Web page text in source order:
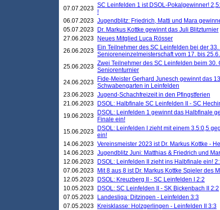
07.07.2023 SC Leinfelden 1 ist DSOL-Pokalgewinner!
!
06.07.2023 Jugendblitz: Friedrich, Matti und Mara
05.07.2023
Dr. Markus Kottke gewinnt das Juli Blitzturnier
27.06.2023
Neues Mitglied Luca Rösser
26.06.2023
Ein Teilnehmer des SC Leinfelden bei der
Senioreneinzelmeisterschaft vom 17. bis
25.06.2023 Zwei Teilnehmer des SC Leinfelden beim
Seniorenturnier
24.06.2023
Fide-Meister Gerhard Junesch gewinnt das
Schwabengarten in Leinfelden
23.06.2023 Jugend-Schachfreizeit in den Pfingstferien
21.06.2023
DSOL: Halbfinale SC Leinfelden II - SC
19.06.2023
DSOL: Leinfelden 1 gewinnt das Halbfinale
Finale ein!
15.06.2023
DSOL: Leinfelden I zieht mit einem 3.5:0,5
ein!
14.06.2023 Vereinsmeister 2023 ist Dr. Markus Kottke -
14.06.2023 Jugendblitz Juni: Matthias & Friedrich und
12.06.2023
DSOL: Leinfelden II zieht ins Halbfinale ein!
07.06.2023
Mit 8 aus 8 ist Dr. Markus Kottke Spieler des
12.05.2023
DSOL: Kreuzberg II - SC Leinfelden I 2:2
10.05.2023
DSOL: SC Leinfelden II - SK Bickenbach II 2:2
07.05.2023
Landesliga: Ditzingen - Leinfelden 3:3
07.05.2023
Kreisklasse: Holzgerlingen - Leinfelden II 3:3